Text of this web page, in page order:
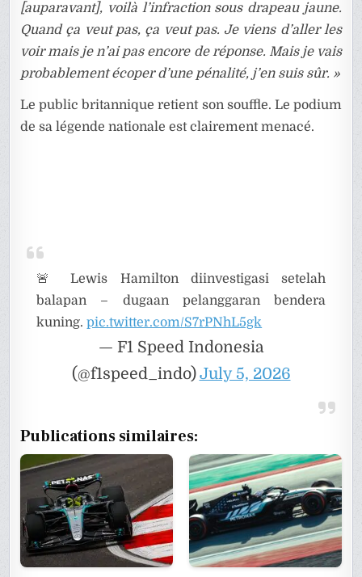
[auparavant], voilà l’infraction sous drapeau jaune.
Quand ça veut pas, ça veut pas. Je viens d’aller les
voir mais je n’ai pas encore de réponse. Mais je vais
probablement écoper d’une pénalité, j’en suis sûr. »
Le public britannique retient son souffle. Le podium
de sa légende nationale est clairement menacé.
🚨 Lewis Hamilton diinvestigasi setelah
balapan – dugaan pelanggaran bendera
kuning.pic.twitter.com/S7rPNhL5gk
— F1 Speed Indonesia
(@f1speed_indo)July 5, 2026
Publications similaires: